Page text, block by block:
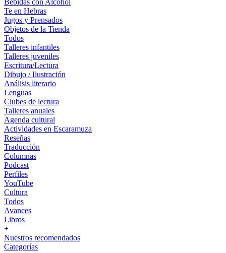
Bebidas con Alcohol
Te en Hebras
Jugos y Prensados
Objetos de la Tienda
Todos
Talleres infantiles
Talleres juveniles
Escritura/Lectura
Dibujo / Ilustración
Análisis literario
Lenguas
Clubes de lectura
Talleres anuales
Agenda cultural
Actividades en Escaramuza
Reseñas
Traducción
Columnas
Podcast
Perfiles
YouTube
Cultura
Todos
Avances
Libros
+
Nuestros recomendados
Categorías